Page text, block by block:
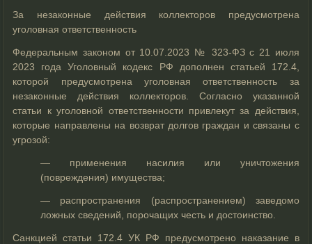
За незаконные действия коллекторов предусмотрена
уголовная ответственность
Федеральным законом от 10.07.2023 № 323-ФЗ с 21 июля
2023 года Уголовный кодекс РФ дополнен статьей 172.4,
которой предусмотрена уголовная ответственность за
незаконные действия коллекторов. Согласно указанной
статьи к уголовной ответственности привлекут за действия,
которые направлены на возврат долгов граждан и связаны с
угрозой:
— применения насилия или уничтожения
(повреждения) имущества;
— распространения (распространением) заведомо
ложных сведений, порочащих честь и достоинство.
Санкцией статьи 172.4 УК РФ предусмотрено наказание в